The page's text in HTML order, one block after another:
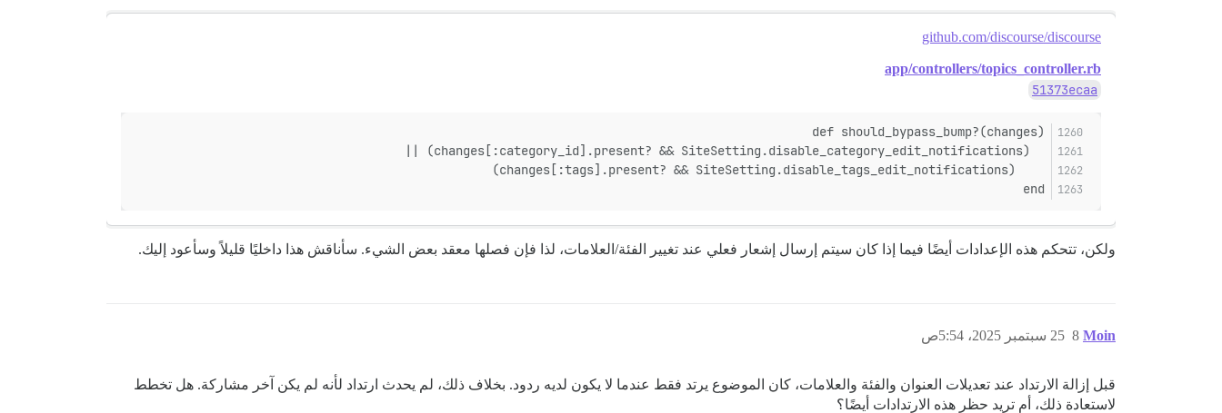
github.com/discourse/discourse
app/controllers/topics_controller.rb
51373ecaa
def should_bypass_bump?(changes)
  (changes[:category_id].present? && SiteSetting.disable_category_edit_notifications) ||
    (changes[:tags].present? && SiteSetting.disable_tags_edit_notifications)
end
ولكن، تتحكم هذه الإعدادات أيضًا فيما إذا كان سيتم إرسال إشعار فعلي عند تغيير الفئة/العلامات، لذا فإن فصلها معقد بعض الشيء. سأناقش هذا داخليًا قليلاً وسأعود إليك.
Moin 25 سبتمبر 2025، 5:54ص 8
قبل إزالة الارتداد عند تعديلات العنوان والفئة والعلامات، كان الموضوع يرتد فقط عندما لا يكون لديه ردود. بخلاف ذلك، لم يحدث ارتداد لأنه لم يكن آخر مشاركة. هل تخطط
لاستعادة ذلك، أم تريد حظر هذه الارتدادات أيضًا؟